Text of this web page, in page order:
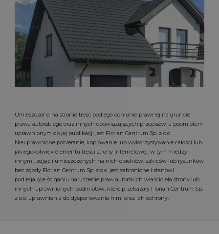
Umieszczona na stronie treść podlega ochronie prawnej na gruncie
prawa autorskiego oraz innych obowiązujących przepisów, a podmiotem
uprawnionym do jej publikacji jest Florian Centrum Sp. z o.o.
Nieuprawnione pobieranie, kopiowanie lub wykorzystywanie całości lub
jakiegokolwiek elementu treści strony internetowej, w tym miedzy
innymi, zdjęć i umieszczonych na nich obiektów, szkiców lub rysunków
bez zgody Florian Centrum Sp. z o.o. jest zabronione i stanowi
podlegające ściganiu naruszenie praw autorskich właściciela strony lub
innych uprawnionych podmiotów, które przekazały Florian Centrum Sp.
z o.o. uprawnienia do dysponowania nimi oraz ich ochrony.